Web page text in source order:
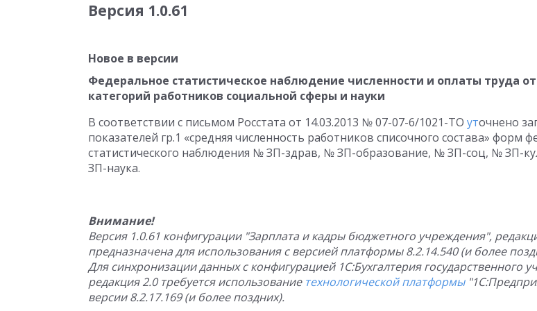
Версия 1.0.61
Новое в версии
Федеральное статистическое наблюдение численности и оплаты труда
категорий работников социальной сферы и науки
В соответствии с письмом Росстата от 14.03.2013 № 07-07-6/1021-ТО уточнено
показателей гр.1 «средняя численность работников списочного состава» форм
статистического наблюдения № ЗП-здрав, № ЗП-образование, № ЗП-соц, № ЗП-
ЗП-наука.
Внимание!
Версия 1.0.61 конфигурации "Зарплата и кадры бюджетного учреждения",
предназначена для использования с версией платформы 8.2.14.540 (и более
Для синхронизации данных с конфигурацией 1С:Бухгалтерия государственного
редакция 2.0 требуется использование технологической платформы
версии 8.2.17.169 (и более поздних).